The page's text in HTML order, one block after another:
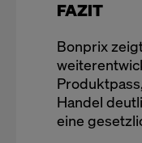
FAZIT
Bonprix
Handel
eine